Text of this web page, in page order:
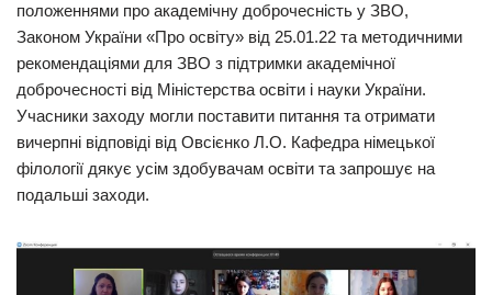
положеннями про академічну доброчесність у ЗВО,
Законом України «Про освіту» від 25.01.22 та методичними
рекомендаціями для ЗВО з підтримки академічної
доброчесності від Міністерства освіти і науки України.
Учасники заходу могли поставити питання та отримати
вичерпні відповіді від Овсієнко Л.О. Кафедра німецької
філології дякує усім здобувачам освіти та запрошує на
подальші заходи.